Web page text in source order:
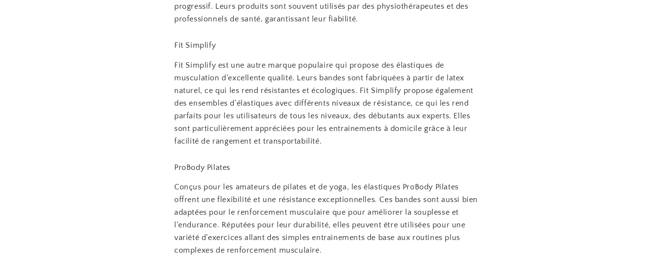
progressif. Leurs produits sont souvent utilisés par des physiothérapeutes et des
professionnels de santé, garantissant leur fiabilité.
Fit Simplify
Fit Simplify est une autre marque populaire qui propose des élastiques de
musculation d’excellente qualité. Leurs bandes sont fabriquées à partir de latex
naturel, ce qui les rend résistantes et écologiques. Fit Simplify propose également
des ensembles d’élastiques avec différents niveaux de résistance, ce qui les rend
parfaits pour les utilisateurs de tous les niveaux, des débutants aux experts. Elles
sont particulièrement appréciées pour les entraînements à domicile grâce à leur
facilité de rangement et transportabilité.
ProBody Pilates
Conçus pour les amateurs de pilates et de yoga, les élastiques ProBody Pilates
offrent une flexibilité et une résistance exceptionnelles. Ces bandes sont aussi bien
adaptées pour le renforcement musculaire que pour améliorer la souplesse et
l’endurance. Réputées pour leur durabilité, elles peuvent être utilisées pour une
variété d’exercices allant des simples entraînements de base aux routines plus
complexes de renforcement musculaire.